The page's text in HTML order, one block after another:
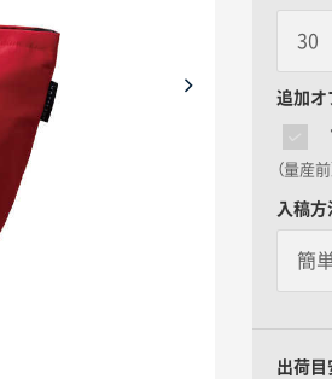
追加オ
（量産
入稿方
出荷目